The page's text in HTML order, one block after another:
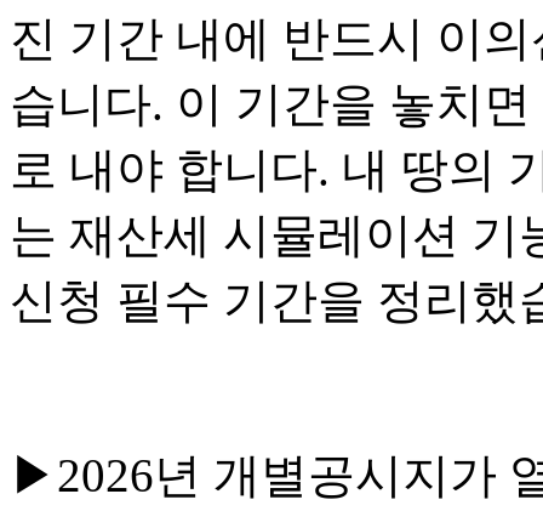
진 기간 내에 반드시 이
습니다. 이 기간을 놓치
로 내야 합니다. 내 땅의
는 재산세 시뮬레이션 기
신청 필수 기간을 정리했
▶︎2026년 개별공시지가